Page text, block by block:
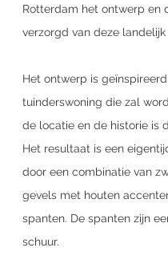
Rotterdam het ontwerp en
verzorgd van deze
Het ontwerp is
tuinderswoning die zal
de locatie en de historie is
Het resultaat is een
door een combinatie van
gevels met houten
spanten. De spanten zijn
schuur.